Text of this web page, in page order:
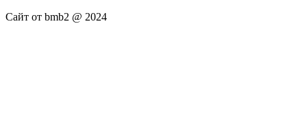
Сайт от bmb2 @ 2024